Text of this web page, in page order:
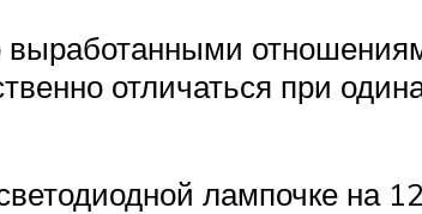
выработанными
отличаться при
лампочке на